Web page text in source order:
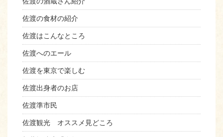
佐渡の食材の紹介
佐渡はこんなところ
佐渡へのエール
佐渡を東京で楽しむ
佐渡出身者のお店
佐渡準市民
佐渡観光 オススメ見どころ